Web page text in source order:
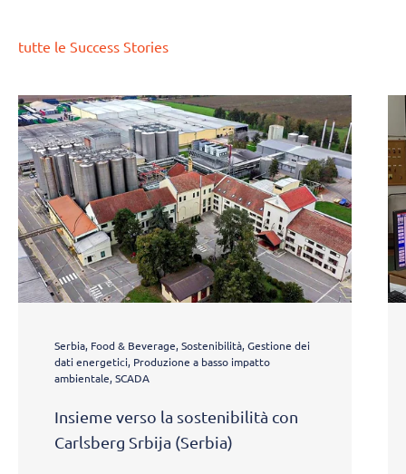
tutte le Success Stories
Serbia, Food & Beverage, Sostenibilità, Gestione dei
dati energetici, Produzione a basso impatto
ambientale, SCADA
Insieme verso la sostenibilità con
Carlsberg Srbija (Serbia)